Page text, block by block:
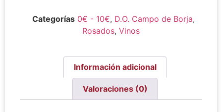
Categorías 0€ - 10€, D.O. Campo de Borja,
Rosados, Vinos
Información adicional
Valoraciones (0)